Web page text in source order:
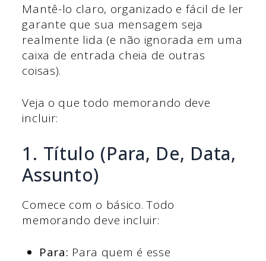
Mantê-lo claro, organizado e fácil de ler
garante que sua mensagem seja
realmente lida (e não ignorada em uma
caixa de entrada cheia de outras
coisas).
Veja o que todo memorando deve
incluir:
1. Título (Para, De, Data,
Assunto)
Comece com o básico. Todo
memorando deve incluir:
Para: Para quem é esse